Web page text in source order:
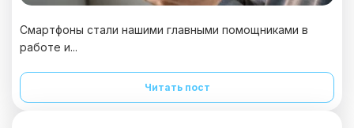
Смартфоны стали нашими главными помощниками в
работе и...
Читать пост